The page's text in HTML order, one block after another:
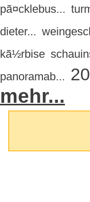
pã¤cklebus...
dieter...
kã½rbise
panoramab...
mehr...